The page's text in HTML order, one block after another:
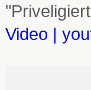
Video |